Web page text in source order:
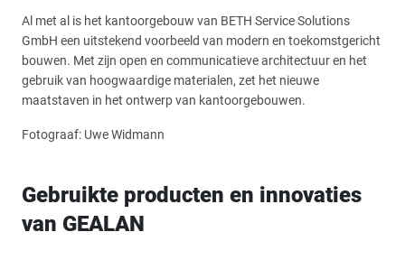
Al met al is het kantoorgebouw van BETH Service Solutions
GmbH een uitstekend voorbeeld van modern en toekomstgericht
bouwen. Met zijn open en communicatieve architectuur en het
gebruik van hoogwaardige materialen, zet het nieuwe
maatstaven in het ontwerp van kantoorgebouwen.
Fotograaf: Uwe Widmann
Gebruikte producten en innovaties
van GEALAN